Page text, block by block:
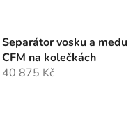
Separátor vosku a medu
CFM na kolečkách
40 875 Kč